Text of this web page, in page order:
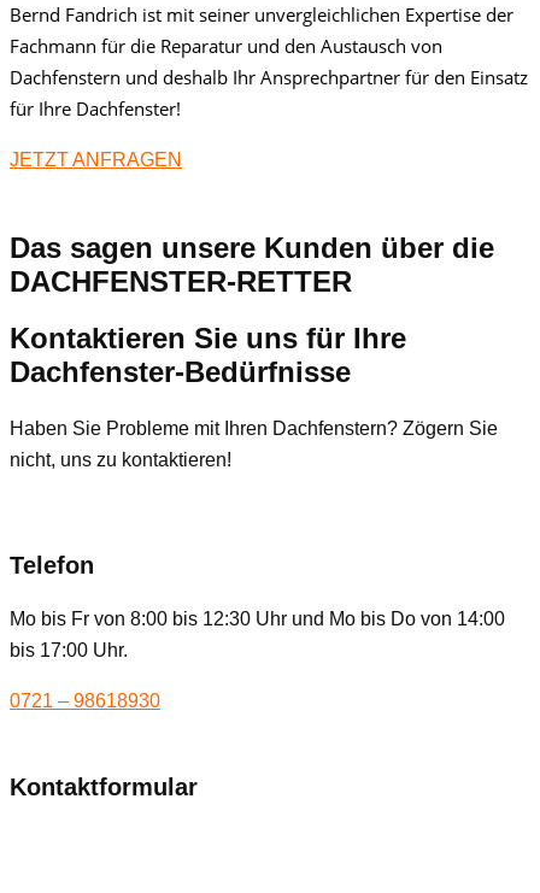
Bernd Fandrich ist mit seiner unvergleichlichen Expertise der
Fachmann für die Reparatur und den Austausch von
Dachfenstern und deshalb Ihr Ansprechpartner für den Einsatz
für Ihre Dachfenster!
JETZT ANFRAGEN
Das sagen unsere Kunden über die
DACHFENSTER-RETTER
Kontaktieren Sie uns für Ihre
Dachfenster-Bedürfnisse
Haben Sie Probleme mit Ihren Dachfenstern? Zögern Sie
nicht, uns zu kontaktieren!
Telefon
Mo bis Fr von 8:00 bis 12:30 Uhr und Mo bis Do von 14:00
bis 17:00 Uhr.
0721 – 98618930
Kontaktformular